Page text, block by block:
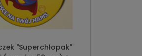
"Superchłopak"